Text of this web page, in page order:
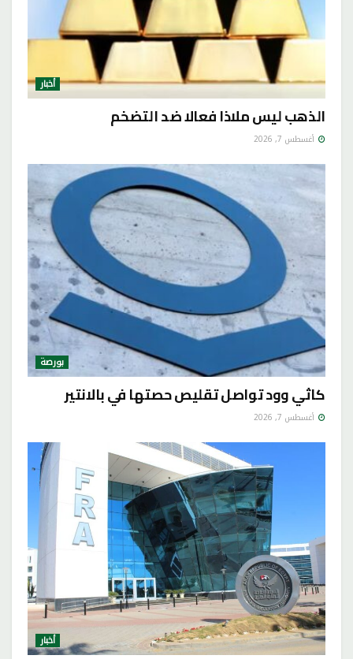
أخبار
الذهب ليس ملاذا فعالا ضد التضخم
أغسطس 7, 2026
بورصة
كاثي وود تواصل تقليص حصتها في بالانتير
أغسطس 7, 2026
أخبار